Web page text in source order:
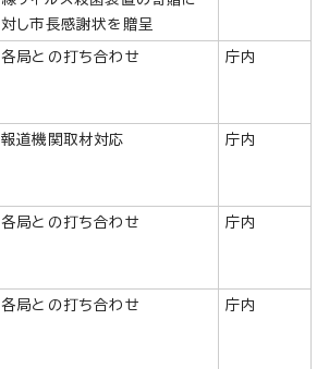
対し市長感謝状を贈呈
各局との打ち合わせ 庁内
報道機関取材対応 庁内
各局との打ち合わせ 庁内
各局との打ち合わせ 庁内